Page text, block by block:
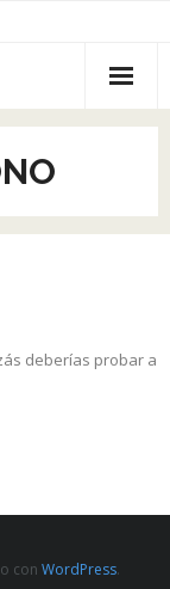
deberías probar a
con WordPress.